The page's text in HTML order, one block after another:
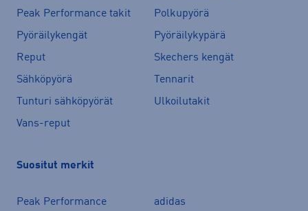
Peak Performance takit
Polkupyörä
Pyöräilykengät
Pyöräilykypärä
Reput
Skechers kengät
Sähköpyörä
Tennarit
Tunturi sähköpyörät
Ulkoilutakit
Vans-reput
Suositut merkit
Peak Performance
adidas